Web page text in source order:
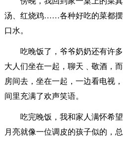
汤、红烧鸡……各种好吃的菜都
口水。
吃晚饭了，爷爷奶奶还有许
大人们坐在一起，聊天﹑敬酒，
房间去，坐在一起，一边看电视
间里充满了欢声笑语。
吃完晚饭，我和家人满怀希
月亮就像一位调皮的孩子似的，